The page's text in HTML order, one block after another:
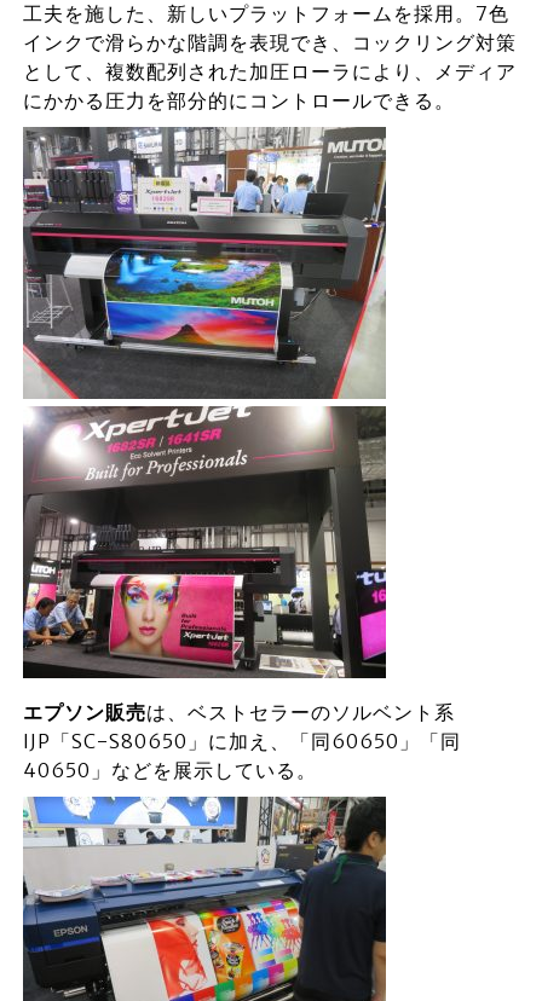
工夫を施した、新しいプラットフォームを採用。7色
インクで滑らかな階調を表現でき、コックリング対策
として、複数配列された加圧ローラにより、メディア
にかかる圧力を部分的にコントロールできる。
エプソン販売は、ベストセラーのソルベント系
IJP「SC-S80650」に加え、「同60650」「同
40650」などを展示している。